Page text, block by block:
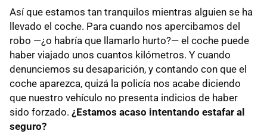
Así que estamos tan tranquilos mientras alguien se ha
llevado el coche. Para cuando nos apercibamos del
robo —¿o habría que llamarlo hurto?— el coche puede
haber viajado unos cuantos kilómetros. Y cuando
denunciemos su desaparición, y contando con que el
coche aparezca, quizá la policía nos acabe diciendo
que nuestro vehículo no presenta indicios de haber
sido forzado. ¿Estamos acaso intentando estafar al
seguro?